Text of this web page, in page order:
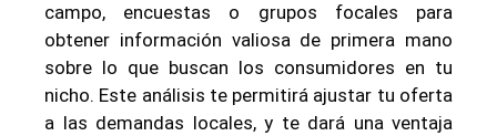
campo, encuestas o grupos focales para
obtener información valiosa de primera mano
sobre lo que buscan los consumidores en tu
nicho. Este análisis te permitirá ajustar tu oferta
a las demandas locales, y te dará una ventaja